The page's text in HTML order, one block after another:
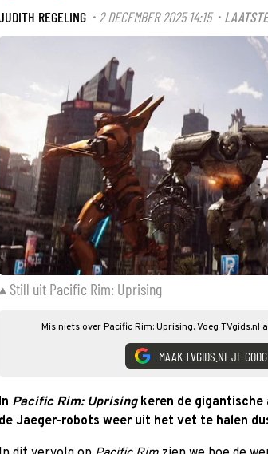
REGELING · 2 DECEMBER 2025 14:15·
Still uit Pacific Rim: Uprising
Mis niets over Pacific Rim: Uprising. Voeg TVgids.nl
MAAK TVGIDS.NL JE
In Pacific Rim: Uprising keren de
de Jaeger-robots weer uit het vet te halen